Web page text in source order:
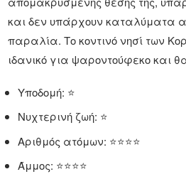
και δεν υπάρχουν καταλύματα
παραλία. Το κοντινό νησί των
ιδανικό για ψαροντούφεκο και
Υποδομή: ⭐
Νυχτερινή ζωή: ⭐
Αριθμός ατόμων: ⭐⭐⭐⭐
Άμμος: ⭐⭐⭐⭐